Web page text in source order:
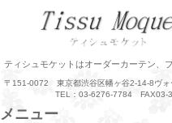
ティシュモケットはオーダーカーテン、
〒151-0072 東京都渋谷区幡ヶ谷2-14-8ヴォ
TEL：03-6276-7784 FAX03-
メニュー